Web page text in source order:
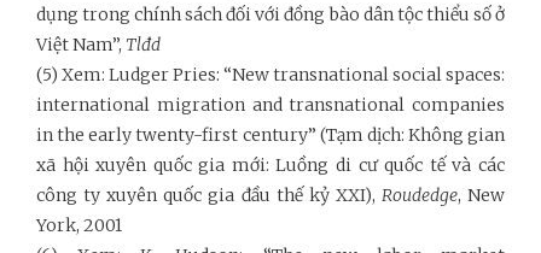
dụng trong chính sách đối với đồng bào dân tộc thiểu số ở
Việt Nam”, Tlđd
(5) Xem: Ludger Pries: “New transnational social spaces:
international migration and transnational companies
in the early twenty-first century” (Tạm dịch: Không gian
xã hội xuyên quốc gia mới: Luồng di cư quốc tế và các
công ty xuyên quốc gia đầu thế kỷ XXI), Roudedge, New
York, 2001